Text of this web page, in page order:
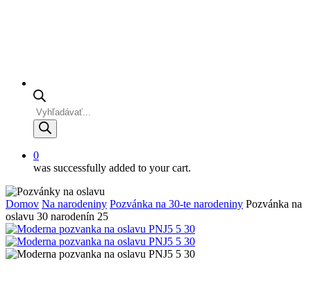
Products
search
0
was successfully added to your cart.
Domov Na narodeniny Pozvánka na 30-te narodeniny Pozvánka na
oslavu 30 narodenín 25